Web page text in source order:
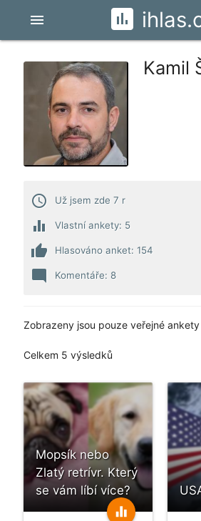
menu
Kamil
access_time Už jsem zde 7 r
equalizer Vlastní ankety: 5
thumb_up Hlasováno anket: 154
mode_comment Komentáře: 8
Zobrazeny jsou pouze veřejné
Celkem 5 výsledků
Mopsík nebo
Zlatý retrívr. Který
se vám líbí více?
equalizer